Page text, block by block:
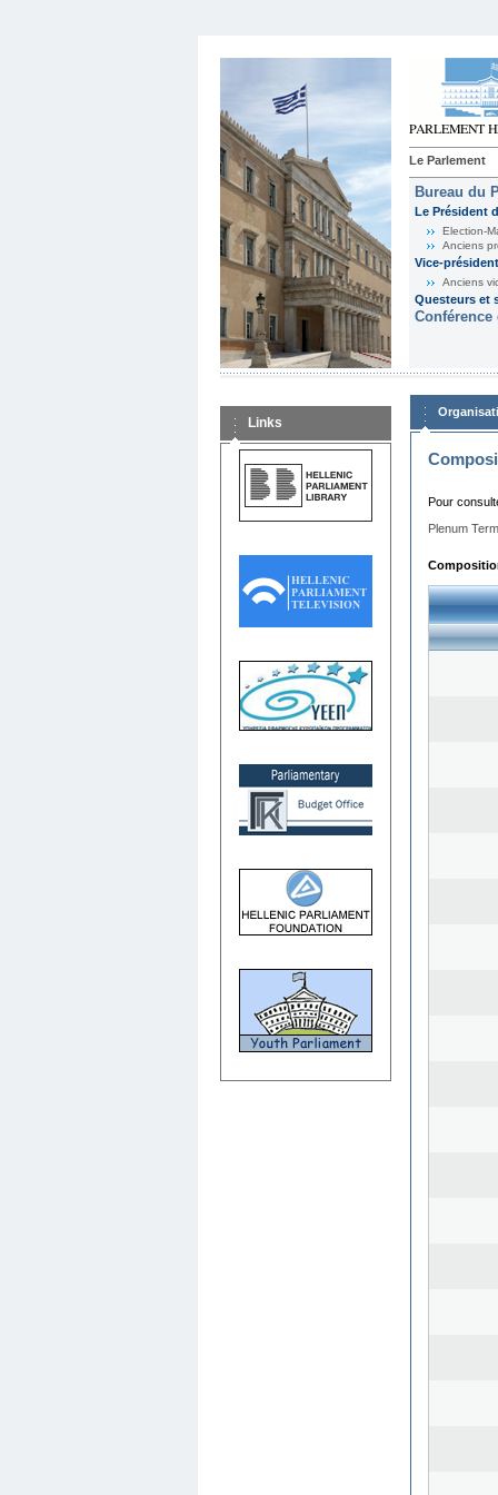
Le Parlement
Bureau du
Le Président
Election-
Anciens
Vice-
Anciens
Questeurs et
Links
Pour
Plenum